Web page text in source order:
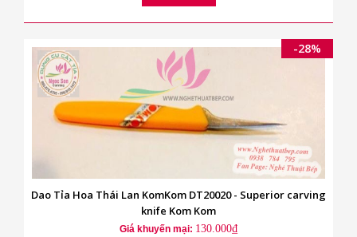
-28%
Dao Tỉa Hoa Thái Lan KomKom DT20020 - Superior carving
knife Kom Kom
Giá khuyến mại: 130.000₫